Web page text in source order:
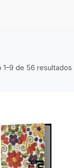
1–9 de 56 resultados